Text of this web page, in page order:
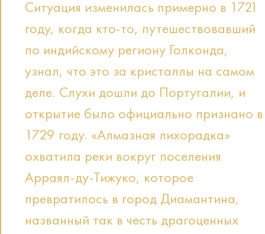
Ситуация изменилась примерно в 1721
году, когда кто-то, путешествовавший
по индийскому региону Голконда,
узнал, что это за кристаллы на самом
деле. Слухи дошли до Португалии, и
открытие было официально признано в
1729 году. «Алмазная лихорадка»
охватила реки вокруг поселения
Арраял-ду-Тижуко, которое
превратилось в город Диамантина,
названный так в честь драгоценных